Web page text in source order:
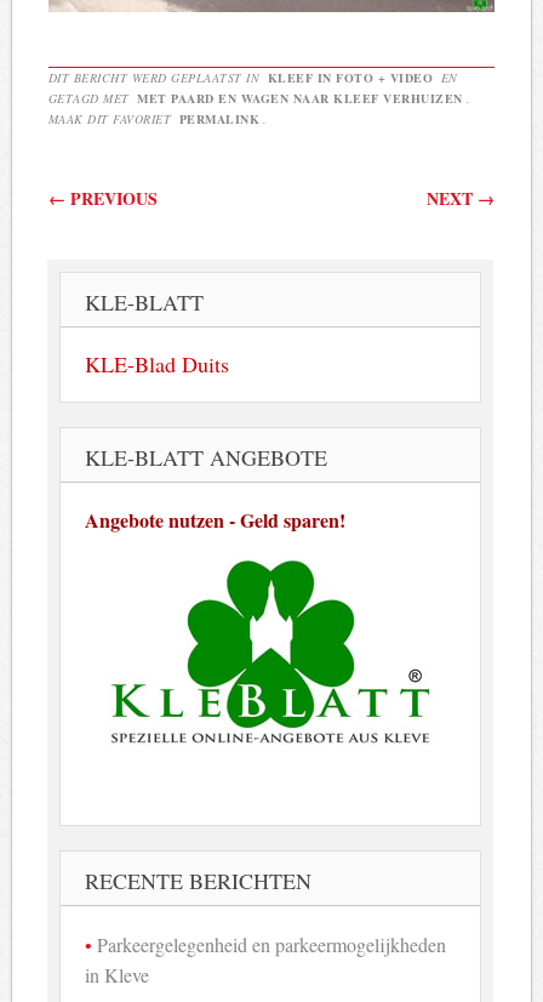
DIT BERICHT WERD GEPLAATST IN KLEEF IN FOTO + VIDEO EN
GETAGD MET MET PAARD EN WAGEN NAAR KLEEF VERHUIZEN
MAAK DIT FAVORIET PERMALINK
Berichtnavigatie
← PREVIOUS NEXT →
KLE-BLATT
KLE-Blad Duits
KLE-BLATT ANGEBOTE
Angebote nutzen - Geld sparen!
RECENTE BERICHTEN
Parkeergelegenheid en parkeermogelijkheden
in Kleve